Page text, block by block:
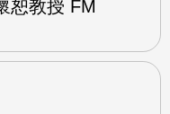
恕教授 FM